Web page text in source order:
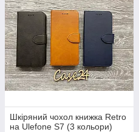
Шкіряний чохол книжка Retro
на Ulefone S7 (3 кольори)